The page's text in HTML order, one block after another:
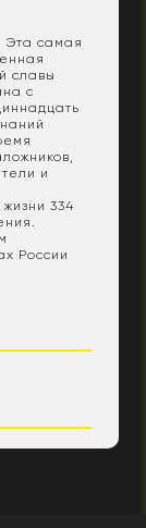
Эта самая
славы
с
и
334
России